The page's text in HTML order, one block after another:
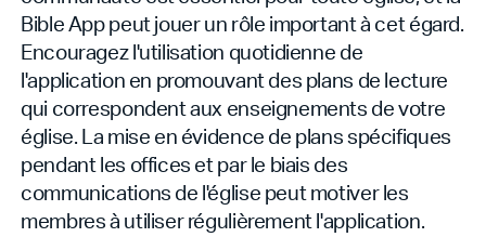
Bible App peut jouer un rôle important à cet égard.
Encouragez l'utilisation quotidienne de
l'application en promouvant des plans de lecture
qui correspondent aux enseignements de votre
église. La mise en évidence de plans spécifiques
pendant les offices et par le biais des
communications de l'église peut motiver les
membres à utiliser régulièrement l'application.